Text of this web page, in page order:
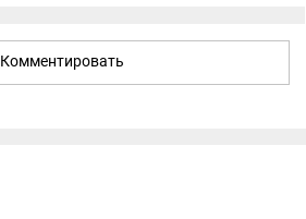
Комментировать